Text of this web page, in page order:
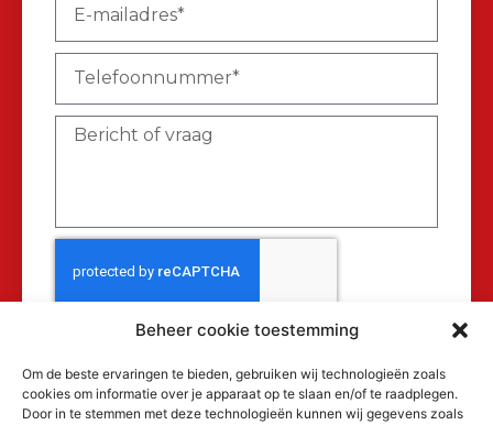
Beheer cookie toestemming
Om de beste ervaringen te bieden, gebruiken wij technologieën zoals
cookies om informatie over je apparaat op te slaan en/of te raadplegen.
Door in te stemmen met deze technologieën kunnen wij gegevens zoals
Verzenden